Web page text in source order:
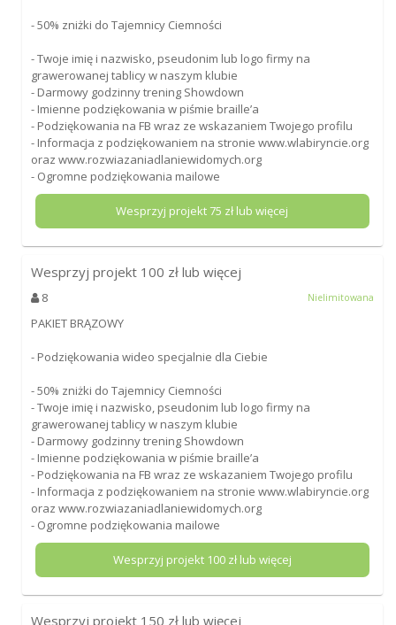
- 50% zniżki do Tajemnicy Ciemności
- Twoje imię i nazwisko, pseudonim lub logo firmy na
grawerowanej tablicy w naszym klubie
- Darmowy godzinny trening Showdown
- Imienne podziękowania w piśmie braille’a
- Podziękowania na FB wraz ze wskazaniem Twojego profilu
- Informacja z podziękowaniem na stronie www.wlabiryncie.org
oraz www.rozwiazaniadlaniewidomych.org
- Ogromne podziękowania mailowe
Wesprzyj projekt75 zł lub więcej
Wesprzyj projekt 100 zł lub więcej
8 Nielimitowana
PAKIET BRĄZOWY
- Podziękowania wideo specjalnie dla Ciebie
- 50% zniżki do Tajemnicy Ciemności
- Twoje imię i nazwisko, pseudonim lub logo firmy na
grawerowanej tablicy w naszym klubie
- Darmowy godzinny trening Showdown
- Imienne podziękowania w piśmie braille’a
- Podziękowania na FB wraz ze wskazaniem Twojego profilu
- Informacja z podziękowaniem na stronie www.wlabiryncie.org
oraz www.rozwiazaniadlaniewidomych.org
- Ogromne podziękowania mailowe
Wesprzyj projekt 100zł lub więcej
Wesprzyj projekt 150 zł lub więcej